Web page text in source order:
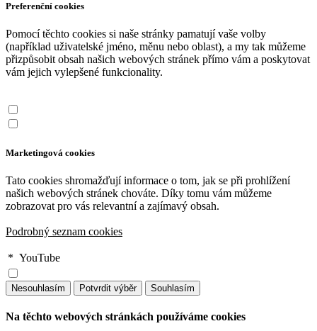
Preferenční cookies
Pomocí těchto cookies si naše stránky pamatují vaše volby
(například uživatelské jméno, měnu nebo oblast), a my tak můžeme
přizpůsobit obsah našich webových stránek přímo vám a poskytovat
vám jejich vylepšené funkcionality.
Marketingová cookies
Tato cookies shromažďují informace o tom, jak se při prohlížení
našich webových stránek chováte. Díky tomu vám můžeme
zobrazovat pro vás relevantní a zajímavý obsah.
Podrobný seznam cookies
* YouTube
Na těchto webových stránkách používáme cookies